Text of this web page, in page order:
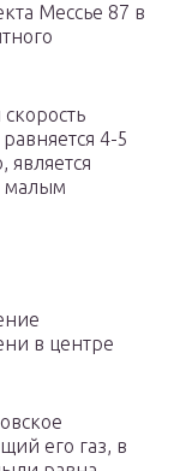
Мессье 87 в
4-5
является
малым
в центре
его газ, в